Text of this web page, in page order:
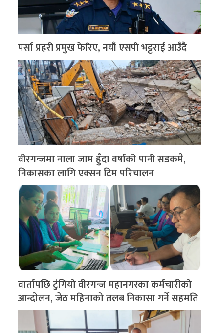
पर्सा प्रहरी प्रमुख फेरिए, नयाँ एसपी भट्टराई आउँदै
वीरगन्जमा नाला जाम हुँदा वर्षाको पानी सडकमै,
निकासका लागि एक्सन टिम परिचालन
वार्तापछि टुंगियो वीरगन्ज महानगरका कर्मचारीको
आन्दोलन, जेठ महिनाको तलब निकासा गर्ने सहमति